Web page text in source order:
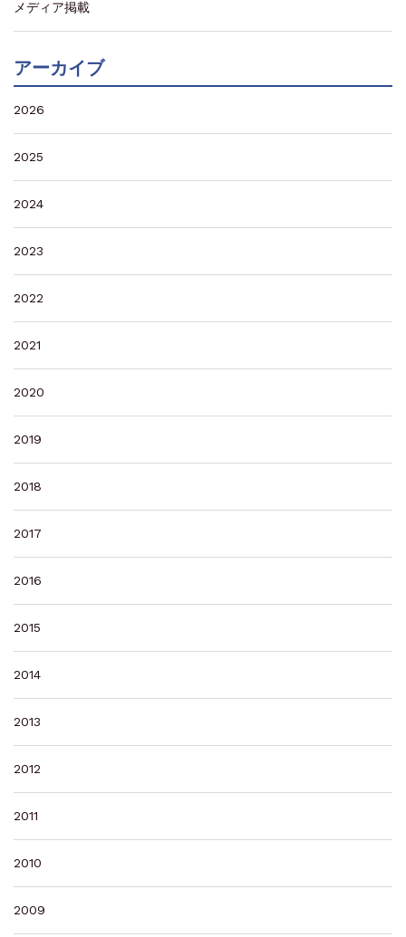
メディア掲載
アーカイブ
2026
2025
2024
2023
2022
2021
2020
2019
2018
2017
2016
2015
2014
2013
2012
2011
2010
2009